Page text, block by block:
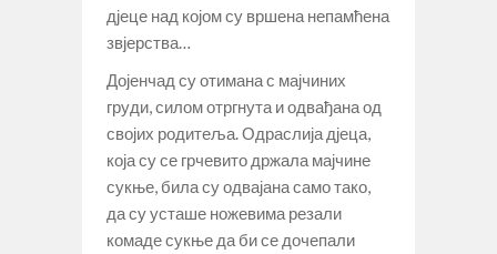
дјеце над којом су вршена непамћена
звјерства…
Дојенчад су отимана с мајчиних
груди, силом отргнута и одвађана од
својих родитеља. Одраслија дјеца,
која су се грчевито држала мајчине
сукње, била су одвајана само тако,
да су усташе ножевима резали
комаде сукње да би се дочепали